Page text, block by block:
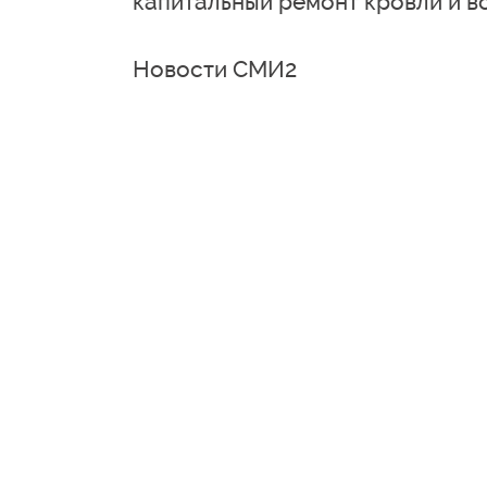
Новости СМИ2